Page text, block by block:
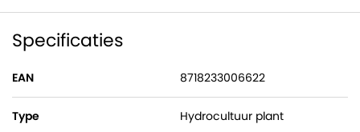
Specificaties
EAN 8718233006622
Type Hydrocultuur plant